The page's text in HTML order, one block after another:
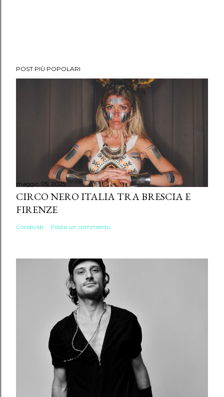
POST PIÙ POPOLARI
maggio 05, 2025
CIRCO NERO ITALIA TRA BRESCIA E
FIRENZE
Condividi Posta un commento